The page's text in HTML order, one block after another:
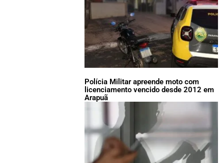
Polícia Militar apreende moto com
licenciamento vencido desde 2012 em
Arapuã